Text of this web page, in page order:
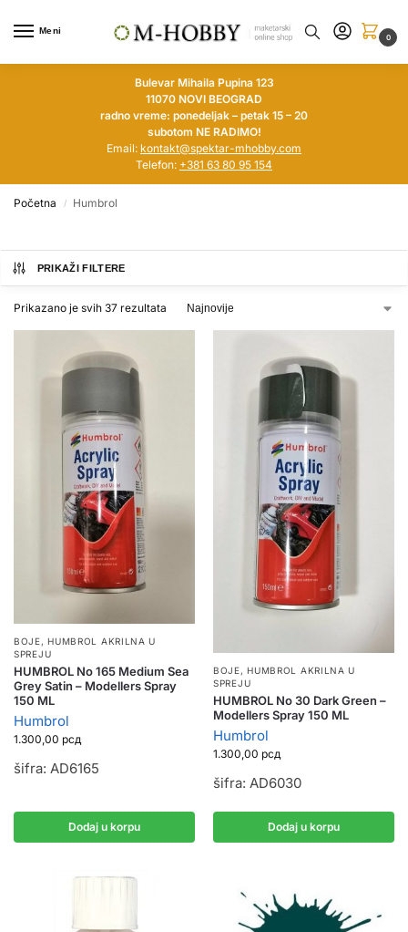
Meni
0
Bulevar Mihaila Pupina 123
11070 NOVI BEOGRAD
radno vreme: ponedeljak – petak 15 – 20
subotom NE RADIMO!
Email: kontakt@spektar-mhobby.com
Telefon: +381 63 80 95 154
Početna / Humbrol
PRIKAŽI FILTERE
Prikazano je svih 37 rezultata
BOJE, HUMBROL AKRILNA U
SPREJU
HUMBROL No 165 Medium Sea
Grey Satin – Modellers Spray
150 ML
Humbrol
1.300,00 рсд
šifra: AD6165
Dodaj u korpu
BOJE, HUMBROL AKRILNA U
SPREJU
HUMBROL No 30 Dark Green –
Modellers Spray 150 ML
Humbrol
1.300,00 рсд
šifra: AD6030
Dodaj u korpu